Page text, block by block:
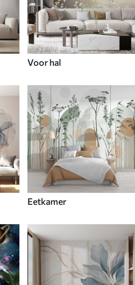
Voor hal
Eetkamer